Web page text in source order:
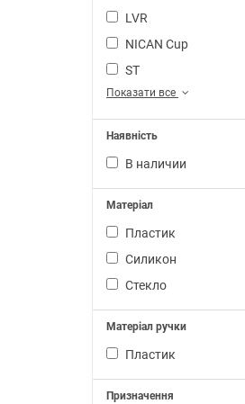
LVR
NICAN Cup
ST
Показати все
Наявність
В наличии
Матеріал
Пластик
Силикон
Стекло
Матеріал ручки
Пластик
Призначення